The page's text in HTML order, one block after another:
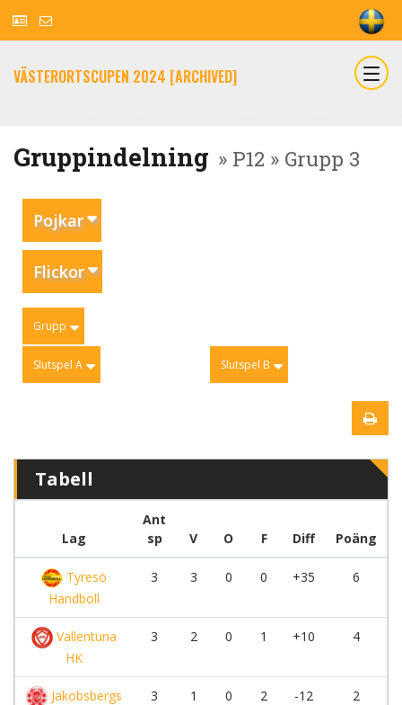
VÄSTERORTSCUPEN 2024 [ARCHIVED]
Gruppindelning » P12 » Grupp 3
Pojkar
Flickor
Grupp
Slutspel A Slutspel B
Tabell
Lag
Ant
sp
V O F Diff Poäng
Tyresö
Handboll
3 3 0 0 +35 6
Vallentuna
HK
3 2 0 1 +10 4
Jakobsbergs
3 1 0 2 -12 2